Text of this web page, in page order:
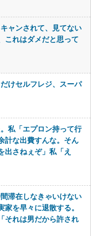
ャンされて、見てない
これはダメだと思って
けセルフレジ、スーパ
私「エプロン持って行
計な出費すんな。そん
出さねぇぞ」私「え
滞在しなきゃいけない
を早々に退散する。
それは男だから許され